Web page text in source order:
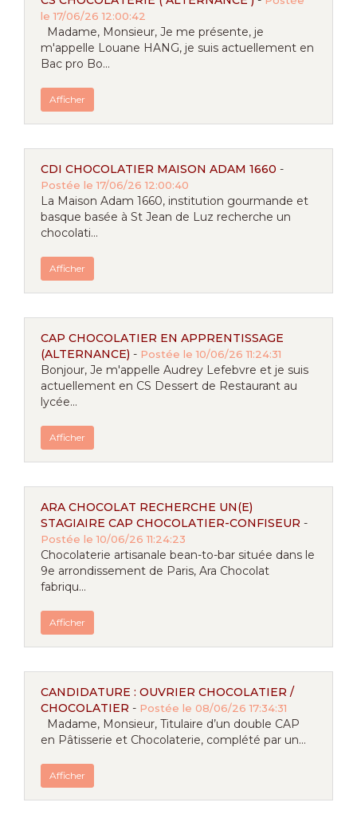
le 17/06/26 12:00:42
Madame, Monsieur, Je me présente, je
m'appelle Louane HANG, je suis actuellement en
Bac pro Bo...
Afficher
CDI CHOCOLATIER MAISON ADAM 1660 -
Postée le 17/06/26 12:00:40
La Maison Adam 1660, institution gourmande et
basque basée à St Jean de Luz recherche un
chocolati...
Afficher
CAP CHOCOLATIER EN APPRENTISSAGE
(ALTERNANCE) - Postée le 10/06/26 11:24:31
Bonjour, Je m'appelle Audrey Lefebvre et je suis
actuellement en CS Dessert de Restaurant au
lycée...
Afficher
ARA CHOCOLAT RECHERCHE UN(E)
STAGIAIRE CAP CHOCOLATIER-CONFISEUR -
Postée le 10/06/26 11:24:23
Chocolaterie artisanale bean-to-bar située dans le
9e arrondissement de Paris, Ara Chocolat
fabriqu...
Afficher
CANDIDATURE : OUVRIER CHOCOLATIER /
CHOCOLATIER - Postée le 08/06/26 17:34:31
Madame, Monsieur, Titulaire d’un double CAP
en Pâtisserie et Chocolaterie, complété par un...
Afficher